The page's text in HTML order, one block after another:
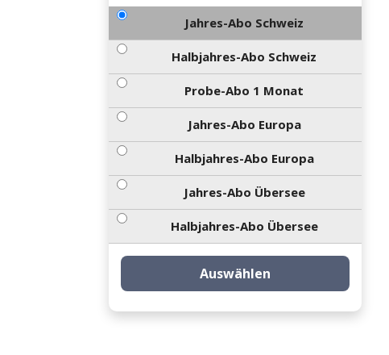
Jahres-Abo Schweiz
Halbjahres-Abo Schweiz
Probe-Abo 1 Monat
Jahres-Abo Europa
Halbjahres-Abo Europa
Jahres-Abo Übersee
Halbjahres-Abo Übersee
Auswählen